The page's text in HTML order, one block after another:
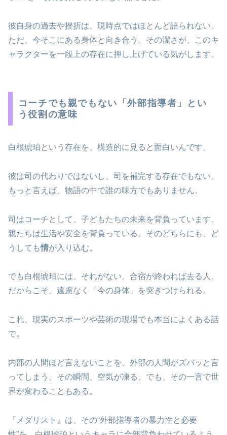
彼自身の過去や挫折は、現時点ではほとんど語られない。
ただ、今そこにある身体と向き合う。その潔さが、このキ
ャラクターを一段上の存在に押し上げている気がします。
コーチでも親でもない「外部指導者」とい
う役割の意味
白根琥珀という存在を、構造的に見ると面白いんです。
彼は司の代わりではないし、司を補完する存在でもない。
もっと言えば、物語の中で誰の味方でもありません。
司はコーチとして、子どもたちの未来を背負っています。
親たちは生活や安全を背負っている。そのどちらにも、ど
うしても情が入り込む。
でも白根琥珀には、それがない。合宿が終われば去る人。
だからこそ、遠慮なく「今の身体」を突きつけられる。
これ、現実のスポーツや芸術の現場でも本当によくある話
で。
内部の人間ほど言えないことを、外部の人間がズバッと言
ってしまう。その瞬間、空気が凍る。でも、その一言で世
界が変わることもある。
『メダリスト』は、その“外部指導者の暴力性と必要